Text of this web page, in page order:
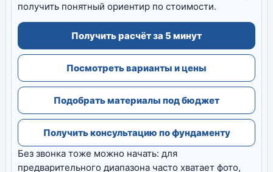
получить понятный ориентир по стоимости.
Получить расчёт за 5 минут
Посмотреть варианты и цены
Подобрать материалы под бюджет
Получить консультацию по фундаменту
Без звонка тоже можно начать: для
предварительного диапазона часто хватает фото,